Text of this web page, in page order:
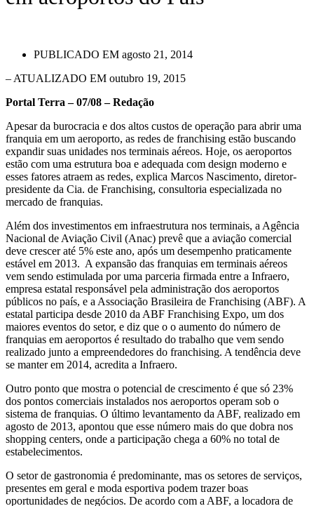
PUBLICADO EM agosto 21, 2014
– ATUALIZADO EM outubro 19, 2015
Portal Terra – 07/08 – Redação
Apesar da burocracia e dos altos custos de operação para abrir uma
franquia em um aeroporto, as redes de franchising estão buscando
expandir suas unidades nos terminais aéreos. Hoje, os aeroportos
estão com uma estrutura boa e adequada com design moderno e
esses fatores atraem as redes, explica Marcos Nascimento, diretor-
presidente da Cia. de Franchising, consultoria especializada no
mercado de franquias.
Além dos investimentos em infraestrutura nos terminais, a Agência
Nacional de Aviação Civil (Anac) prevê que a aviação comercial
deve crescer até 5% este ano, após um desempenho praticamente
estável em 2013. A expansão das franquias em terminais aéreos
vem sendo estimulada por uma parceria firmada entre a Infraero,
empresa estatal responsável pela administração dos aeroportos
públicos no país, e a Associação Brasileira de Franchising (ABF). A
estatal participa desde 2010 da ABF Franchising Expo, um dos
maiores eventos do setor, e diz que o o aumento do número de
franquias em aeroportos é resultado do trabalho que vem sendo
realizado junto a empreendedores do franchising. A tendência deve
se manter em 2014, acredita a Infraero.
Outro ponto que mostra o potencial de crescimento é que só 23%
dos pontos comerciais instalados nos aeroportos operam sob o
sistema de franquias. O último levantamento da ABF, realizado em
agosto de 2013, apontou que esse número mais do que dobra nos
shopping centers, onde a participação chega a 60% no total de
estabelecimentos.
O setor de gastronomia é predominante, mas os setores de serviços,
presentes em geral e moda esportiva podem trazer boas
oportunidades de negócios. De acordo com a ABF, a locadora de